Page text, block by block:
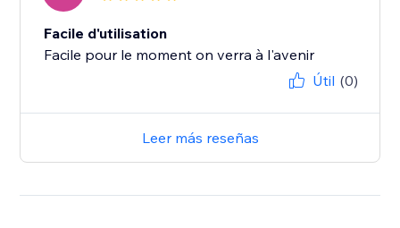
Facile d'utilisation
Facile pour le moment on verra à l'avenir
Útil (0)
Leer más reseñas